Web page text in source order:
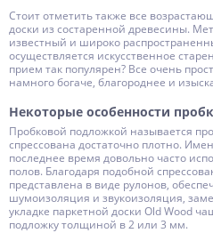
Стоит отметить также все
доски из состаренной древесины.
известный и широко
осуществляется искусственное
прием так популярен? Все очень
намного богаче, благороднее и
Некоторые особенности
Пробковой подложкой называется
спрессована достаточно плотно.
последнее время довольно часто
полов. Благодаря подобной
представлена в виде рулонов,
шумоизоляция и звукоизоляция,
укладке паркетной доски Old Wood
подложку толщиной в 2 или 3 мм.